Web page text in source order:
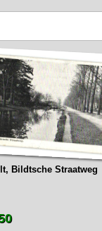
Bildtsche Straatweg